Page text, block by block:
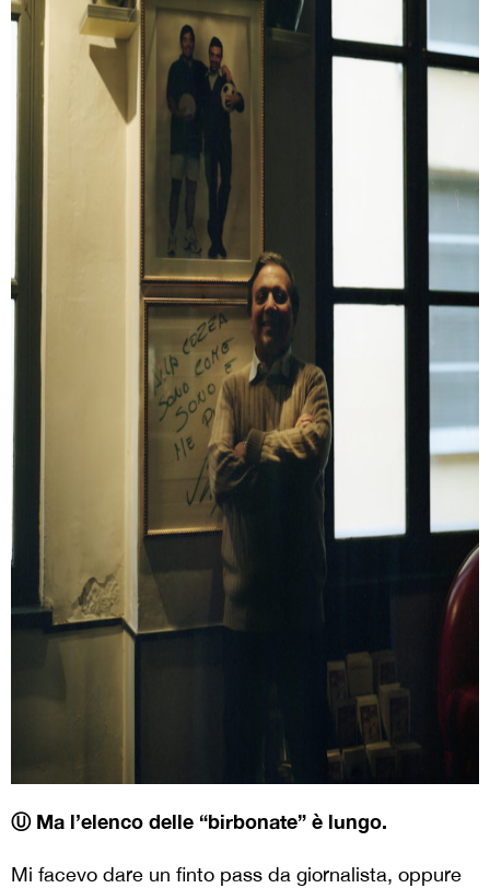
Ⓤ Ma l’elenco delle “birbonate” è lungo.
Mi facevo dare un finto pass da giornalista, oppure